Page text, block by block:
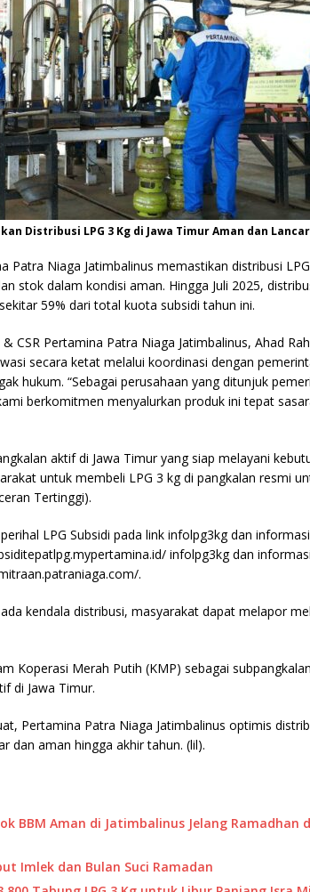
Distribusi LPG 3 Kg di Jawa Timur Aman dan
Patra Niaga Jatimbalinus memastikan distribusi
stok dalam kondisi aman. Hingga Juli 2025,
59% dari total kuota subsidi tahun ini.
CSR Pertamina Patra Niaga Jatimbalinus, Ahad
secara ketat melalui koordinasi dengan
hukum. “Sebagai perusahaan yang ditunjuk
berkomitmen menyalurkan produk ini tepat
aktif di Jawa Timur yang siap melayani
untuk membeli LPG 3 kg di pangkalan resmi
Tertinggi).
LPG Subsidi pada link infolpg3kg dan informasi
infolpg3kg dan informasi
.
kendala distribusi, masyarakat dapat melapor
Koperasi Merah Putih (KMP) sebagai
di Jawa Timur.
Pertamina Patra Niaga Jatimbalinus optimis
dan aman hingga akhir tahun. (lil).
BBM Aman di Jatimbalinus Jelang Ramadhan
Imlek dan Bulan Suci Ramadan